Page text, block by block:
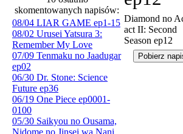
skomentowanych napisów:
08/04 LIAR GAME ep1-15
08/02 Urusei Yatsura 3:
Remember My Love
07/09 Tenmaku no Jaadugar
ep02
06/30 Dr. Stone: Science
Future ep36
06/19 One Piece ep0001-
0100
05/30 Saikyou no Ousama,
Nidome no Jinsei wa Nani
Diamond no
act II: Second
Season ep12